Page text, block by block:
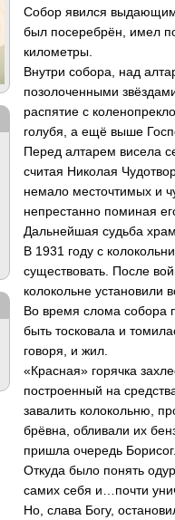
Собор явился
был посеребрён, имел
километры.
Внутри собора, над
позолоченными
распятие с
голубя, а ещё выше
Перед алтарем висела
считая Николая
немало месточтимых и
непрестанно поминая
Дальнейшая судьба
В 1931 году с
существовать. После
колокольне
Во время слома собора
быть тосковала и
говоря, и жил.
«Красная» горячка
построенный на
завалить колокольню,
брёвна, обливали их
пришла очередь
Откуда было понять
самих себя и…почти
Но, слава Богу,